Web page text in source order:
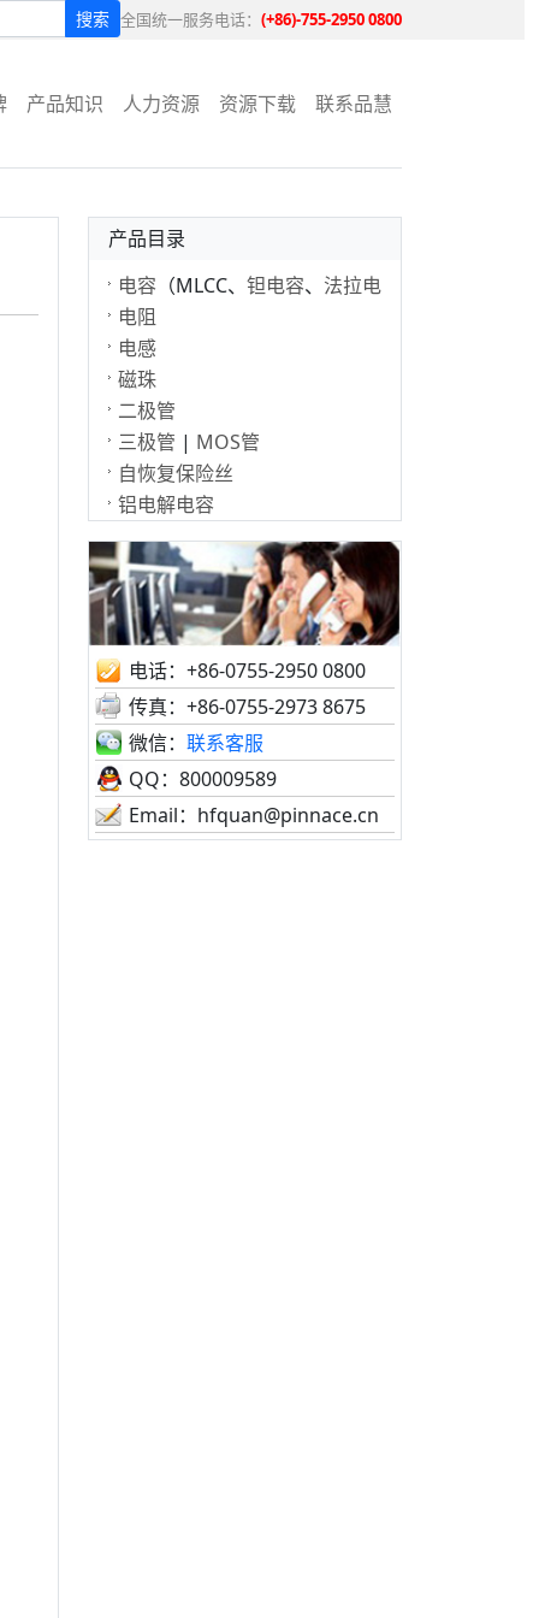
搜索 全国统一服务电话： (+86)-755-2950 0800
产品知识 人力资源 资源下载 联系品慧
产品目录
电容 （MLCC、 钽电容、 法拉电
容）
电阻
电感
磁珠
二极管
三极管 | MOS管
自恢复保险丝
铝电解电容
电话：+86-0755-2950 0800
传真：+86-0755-2973 8675
微信： 联系客服
QQ：800009589
Email：hfquan@pinnace.cn